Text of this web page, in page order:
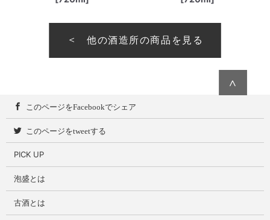
他の酒造所の商品を見る
∧
このページをFacebookでシェア
このページをtweetする
PICK UP
泡盛とは
古酒とは